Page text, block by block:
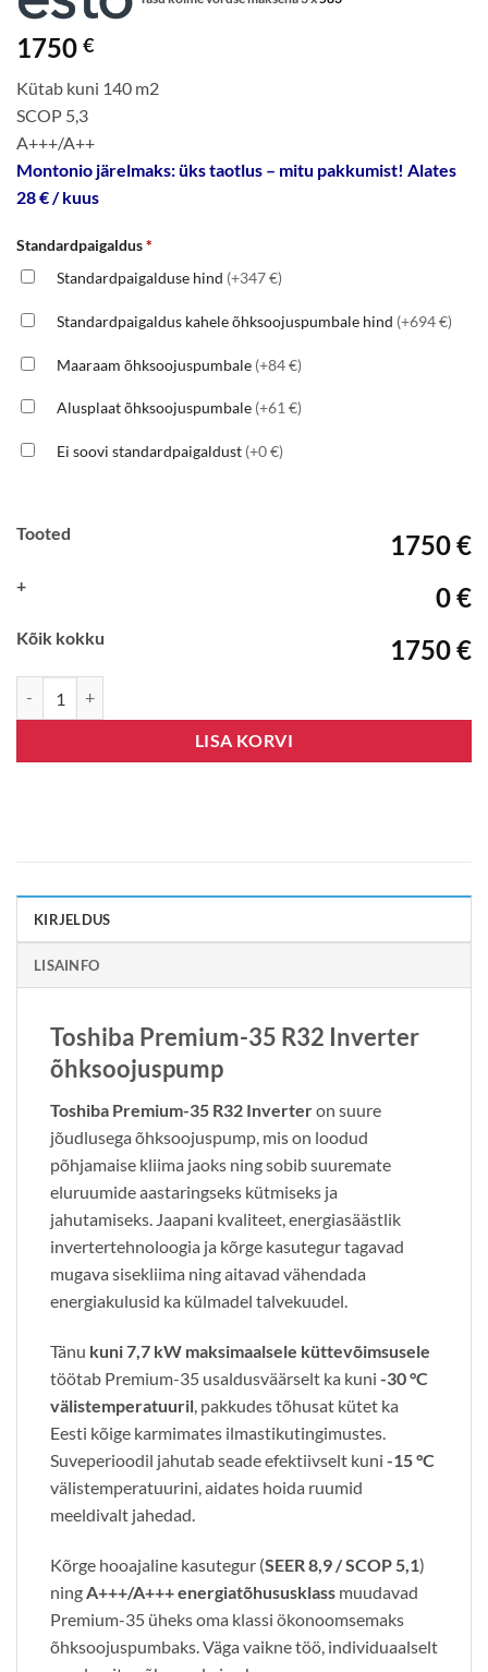
1750 €
Kütab kuni 140 m2
SCOP 5,3
A+++/A++
Montonio järelmaks: üks taotlus – mitu pakkumist! Alates
28 € / kuus
Standardpaigaldus*
Standardpaigalduse hind (+347 €)
Standardpaigaldus kahele õhksoojuspumbale hind (+694 €)
Maaraam õhksoojuspumbale (+84 €)
Alusplaat õhksoojuspumbale (+61 €)
Ei soovi standardpaigaldust (+0 €)
Tooted 1750 €
+ 0 €
Kõik kokku 1750 €
LISA KORVI
KIRJELDUS
LISAINFO
Toshiba Premium-35 R32 Inverter
õhksoojuspump
Toshiba Premium-35 R32 Inverteron suure
jõudlusega õhksoojuspump, mis on loodud
põhjamaise kliima jaoks ning sobib suuremate
eluruumide aastaringseks kütmiseks ja
jahutamiseks. Jaapani kvaliteet, energiasäästlik
invertertehnoloogia ja kõrge kasutegur tagavad
mugava sisekliima ning aitavad vähendada
energiakulusid ka külmadel talvekuudel.
Tänu kuni 7,7 kW maksimaalsele küttevõimsusele
töötab Premium-35 usaldusväärselt ka kuni -30 °C
välistemperatuuril, pakkudes tõhusat kütet ka
Eesti kõige karmimates ilmastikutingimustes.
Suveperioodil jahutab seade efektiivselt kuni -15 °C
välistemperatuurini, aidates hoida ruumid
meeldivalt jahedad.
Kõrge hooajaline kasutegur (SEER 8,9 / SCOP 5,1)
ning A+++/A+++ energiatõhususklass muudavad
Premium-35 üheks oma klassi ökonoomsemaks
õhksoojuspumbaks. Väga vaikne töö, individuaalselt